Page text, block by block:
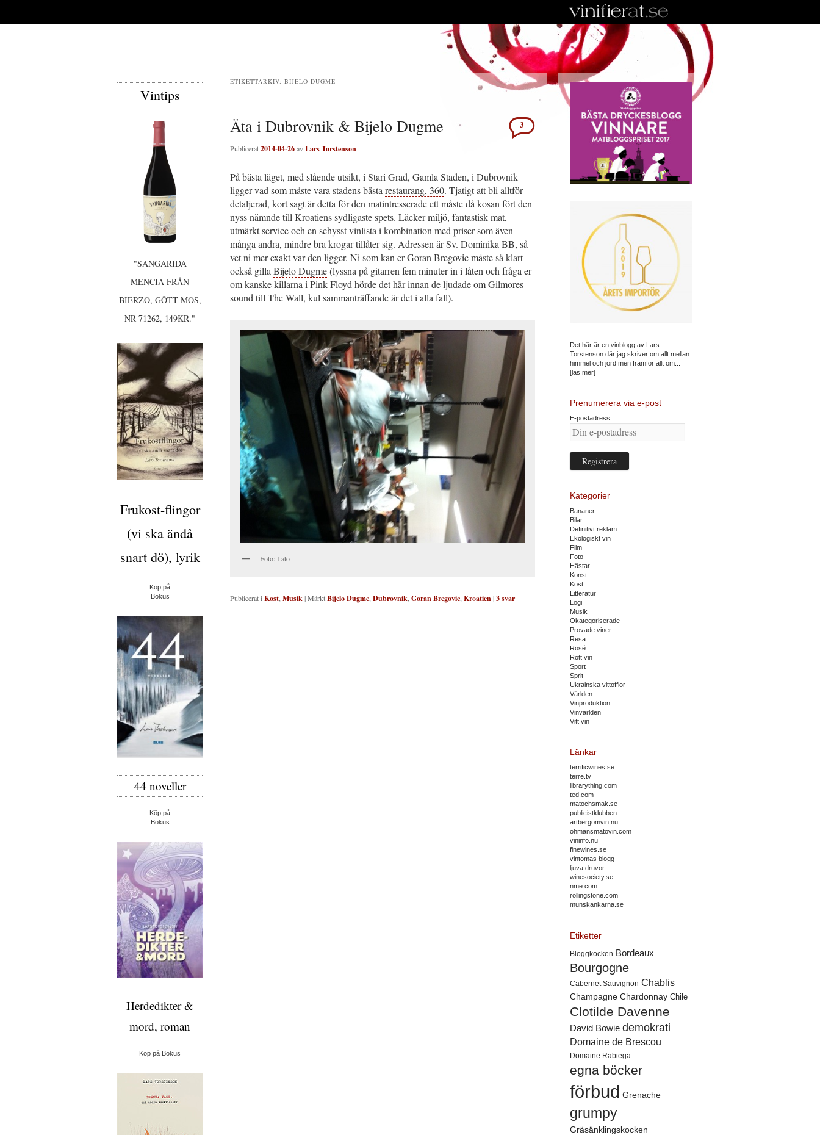
ETIKETTARKIV: BIJELO DUGME
Äta i Dubrovnik & Bijelo Dugme
Publicerat2014-04-26avLars Torstenson
3
På bästa läget, med slående utsikt, i Stari Grad, Gamla Staden, i Dubrovnik
ligger vad som måste vara stadens bästa restaurang, 360. Tjatigt att bli alltför
detaljerad, kort sagt är detta för den matintresserade ett måste då kosan fört den
nyss nämnde till Kroatiens sydligaste spets. Läcker miljö, fantastisk mat,
utmärkt service och en schysst vinlista i kombination med priser som även
många andra, mindre bra krogar tillåter sig. Adressen är Sv. Dominika BB, så
vet ni mer exakt var den ligger. Ni som kan er Goran Bregovic måste så klart
också gilla Bijelo Dugme(lyssna på gitarren fem minuter in i låten och fråga er
om kanske killarna i Pink Floyd hörde det här innan de ljudade om Gilmores
sound till The Wall, kul sammanträffande är det i alla fall).
Foto: Lato
Publicerat i Kost Musik|MärktBijelo Dugme Dubrovnik Goran Bregovic Kroatien|3svar
Det här är en vinblogg av Lars
Torstenson där jag skriver om allt mellan
himmel och jord men framför allt om...
[läs mer]
Prenumerera via e-post
E-postadress:
Kategorier
Bananer
Bilar
Definitivt reklam
Ekologiskt vin
Film
Foto
Hästar
Konst
Kost
Litteratur
Logi
Musik
Okategoriserade
Provade viner
Resa
Rosé
Rött vin
Sport
Sprit
Ukrainska vittofflor
Världen
Vinproduktion
Vinvärlden
Vitt vin
Länkar
terrificwines.se
terre.tv
librarything.com
ted.com
matochsmak.se
publicistklubben
artbergomvin.nu
ohmansmatovin.com
vininfo.nu
finewines.se
vintomas blogg
ljuva druvor
winesociety.se
nme.com
rollingstone.com
munskankarna.se
Etiketter
Bloggkocken Bordeaux
Bourgogne
Cabernet Sauvignon Chablis
Champagne Chardonnay Chile
Clotilde Davenne
David Bowie demokrati
Domaine de Brescou
Domaine Rabiega
egna böcker
förbud Grenache
grumpy
Gräsänklingskocken
Vintips
"SANGARIDA
MENCIA FRÅN
BIERZO, GÔTT MOS,
NR 71262, 149KR."
Frukost-flingor
(vi ska ändå
snart dö), lyrik
Köp på
Bokus
44 noveller
Köp på
Bokus
Herdedikter &
mord, roman
Köp på Bokus